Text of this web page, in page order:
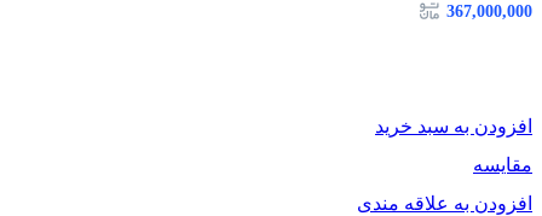
367,000,000
افزودن به سبد خرید
مقایسه
افزودن به علاقه مندی